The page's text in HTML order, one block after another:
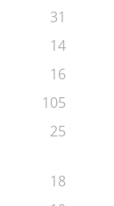
31
14
16
105
25
18